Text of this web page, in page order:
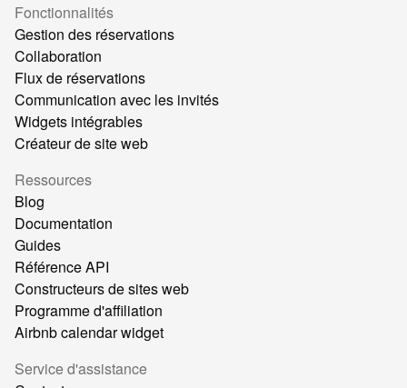
Fonctionnalités
Gestion des réservations
Collaboration
Flux de réservations
Communication avec les invités
Widgets intégrables
Créateur de site web
Ressources
Blog
Documentation
Guides
Référence API
Constructeurs de sites web
Programme d'affiliation
Airbnb calendar widget
Service d'assistance